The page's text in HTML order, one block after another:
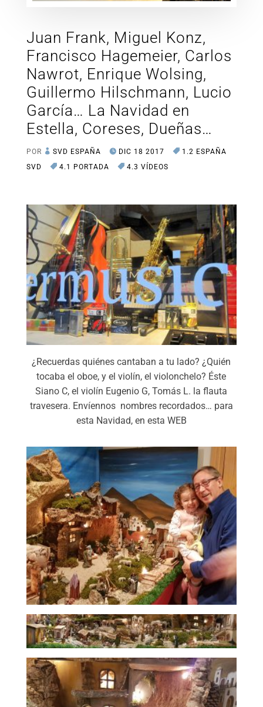
Juan Frank, Miguel Konz,
Francisco Hagemeier, Carlos
Nawrot, Enrique Wolsing,
Guillermo Hilschmann, Lucio
García… La Navidad en
Estella, Coreses, Dueñas…
POR SVD ESPAÑA DIC 18 2017
1.2 ESPAÑA
SVD
4.1 PORTADA 4.3 VÍDEOS
¿Recuerdas quiénes cantaban a tu lado? ¿Quién
tocaba el oboe, y el violín, el violonchelo? Éste
Siano C, el violín Eugenio G, Tomás L. la flauta
travesera. Envíennos nombres recordados… para
esta Navidad, en esta WEB